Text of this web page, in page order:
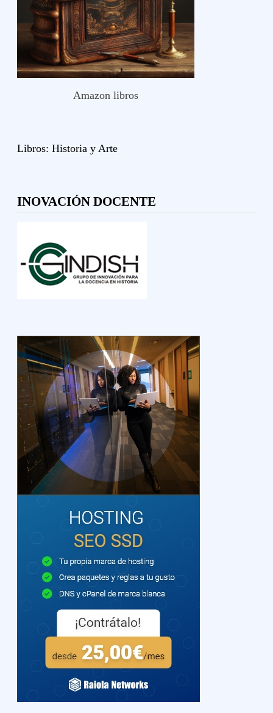
Amazon libros
Libros: Historia y Arte
INOVACIÓN DOCENTE